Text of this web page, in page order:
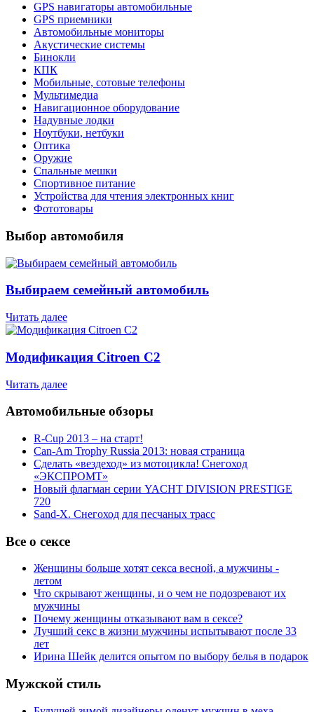
GPS навигаторы автомобильные
GPS приемники
Автомобильные мониторы
Акустические системы
Бинокли
КПК
Мобильные, сотовые телефоны
Мультимедиа
Навигационное оборудование
Надувные лодки
Ноутбуки, нетбуки
Оптика
Оружие
Спальные мешки
Спортивное питание
Устройства для чтения электронных книг
Фототовары
Выбор автомобиля
Выбираем семейный автомобиль
Читать далее
Модификация Citroen С2
Читать далее
Автомобильные обзоры
R-Cup 2013 – на старт!
Can-Am Trophy Russia 2013: новая страница
Сделать «вездеход» из мотоцикла! Снегоход
«ЭКСПРОМТ»
Новый флагман серии YACHT DIVISION PRESTIGE
720
Sand-X. Снегоход для песчаных трасс
Все о сексе
Женщины больше хотят секса весной, а мужчины -
летом
Что скрывают женщины, и о чем не подозревают их
мужчины
Почему женщины отказывают вам в сексе?
Лучший секс в жизни мужчины испытывают после 33
лет
Ирина Шейк делится опытом по выбору белья в подарок
Мужской стиль